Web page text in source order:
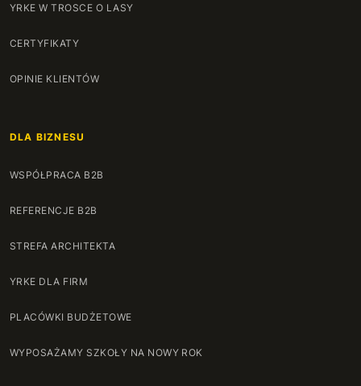
YRKE W TROSCE O LASY
CERTYFIKATY
OPINIE KLIENTÓW
DLA BIZNESU
WSPÓŁPRACA B2B
REFERENCJE B2B
STREFA ARCHITEKTA
YRKE DLA FIRM
PLACÓWKI BUDŻETOWE
WYPOSAŻAMY SZKOŁY NA NOWY ROK